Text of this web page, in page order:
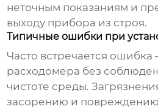
неточным показаниям и
выходу прибора из строя.
Типичные ошибки при
Часто встречается ошибка
расходомера без
чистоте среды.
засорению и